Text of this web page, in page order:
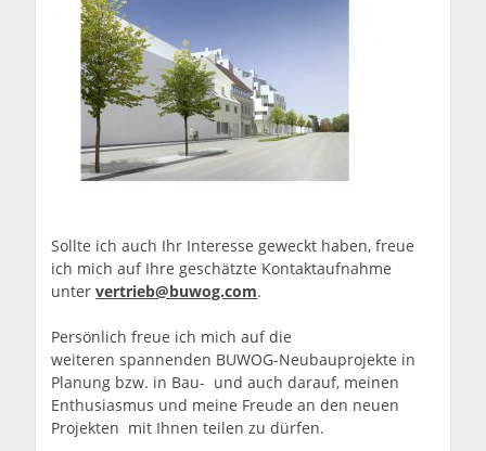
Sollte ich auch Ihr Interesse geweckt haben, freue
ich mich auf Ihre geschätzte Kontaktaufnahme
untervertrieb@buwog.com.
Persönlich freue ich mich auf die
weiteren spannenden BUWOG-Neubauprojekte in
Planung bzw. in Bau- und auch darauf, meinen
Enthusiasmus und meine Freude an den neuen
Projekten mit Ihnen teilen zu dürfen.